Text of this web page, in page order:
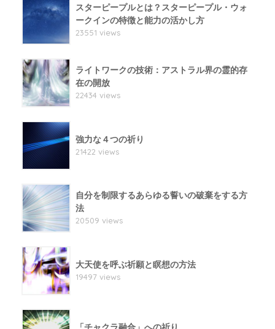
スターピープルとは？スターピープル・ウォ
ークインの特徴と能力の活かし方
23551 views
ライトワークの技術：アストラル界の霊的存
在の開放
22434 views
強力な４つの祈り
21422 views
自分を制限するあらゆる誓いの破棄をする方
法
20509 views
大天使を呼ぶ祈願と瞑想の方法
19497 views